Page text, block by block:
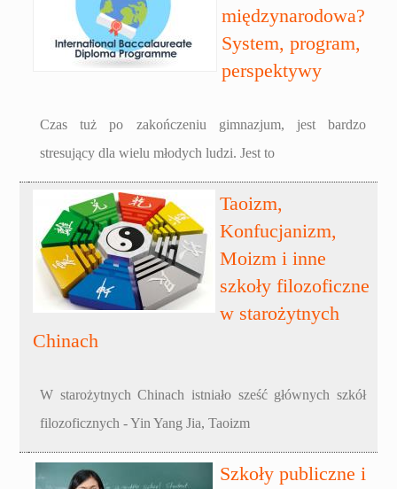
międzynarodowa?
System, program,
perspektywy
Czas tuż po zakończeniu gimnazjum, jest bardzo
stresujący dla wielu młodych ludzi. Jest to
Taoizm,
Konfucjanizm,
Moizm i inne
szkoły filozoficzne
w starożytnych
Chinach
W starożytnych Chinach istniało sześć głównych szkół
filozoficznych - Yin Yang Jia, Taoizm
Szkoły publiczne i